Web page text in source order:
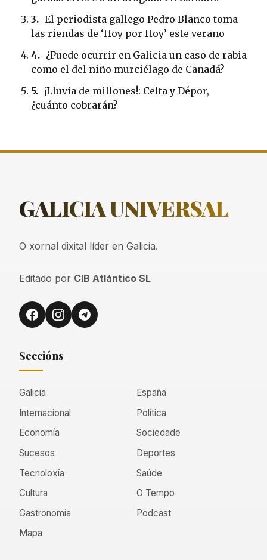
3. El periodista gallego Pedro Blanco toma
las riendas de ‘Hoy por Hoy’ este verano
4. ¿Puede ocurrir en Galicia un caso de rabia
como el del niño murciélago de Canadá?
5. ¡Lluvia de millones!: Celta y Dépor,
¿cuánto cobrarán?
GALICIAUNIVERSAL
O xornal dixital líder en Galicia.
Editado por CIB Atlántico SL
Seccións
Galicia
España
Internacional
Política
Economía
Sociedade
Sucesos
Deportes
Tecnoloxía
Saúde
Cultura
O Tempo
Gastronomía
Podcast
Mapa